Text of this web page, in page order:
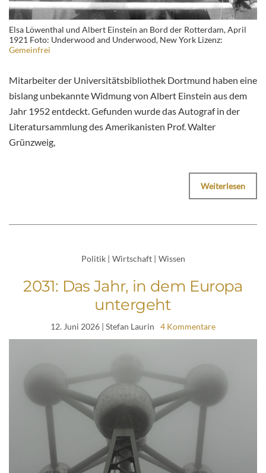
Elsa Löwenthal und Albert Einstein an Bord der Rotterdam, April
1921 Foto: Underwood and Underwood, New York Lizenz:
Gemeinfrei
Mitarbeiter der Universitätsbibliothek Dortmund haben eine
bislang unbekannte Widmung von Albert Einstein aus dem
Jahr 1952 entdeckt. Gefunden wurde das Autograf in der
Literatursammlung des Amerikanisten Prof. Walter
Grünzweig,
Weiterlesen
Politik | Wirtschaft | Wissen
2031: Das Jahr, in dem Europa
untergeht
12. Juni 2026 | Stefan Laurin 4 Kommentare